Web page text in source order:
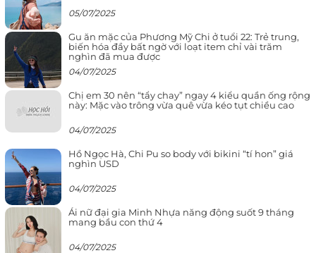
05/07/2025
Gu ăn mặc của Phương Mỹ Chi ở tuổi 22: Trẻ trung,
biến hóa đầy bất ngờ với loạt item chỉ vài trăm
nghìn đã mua được
04/07/2025
Chị em 30 nên “tẩy chay” ngay 4 kiểu quần ống rộng
này: Mặc vào trông vừa quê vừa kéo tụt chiều cao
04/07/2025
Hồ Ngọc Hà, Chi Pu so body với bikini “tí hon” giá
nghìn USD
04/07/2025
Ái nữ đại gia Minh Nhựa năng động suốt 9 tháng
mang bầu con thứ 4
04/07/2025